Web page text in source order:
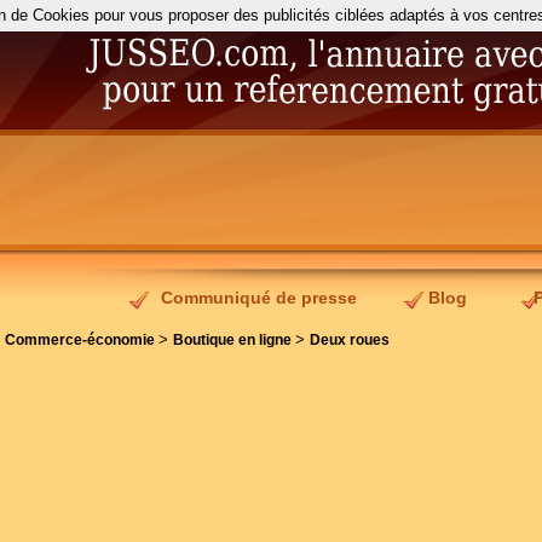
Communiqué de presse Blog
Commerce-économie > Boutique en ligne > Deux roues
Cookies pour vous proposer des publicités ciblées adaptés à vos